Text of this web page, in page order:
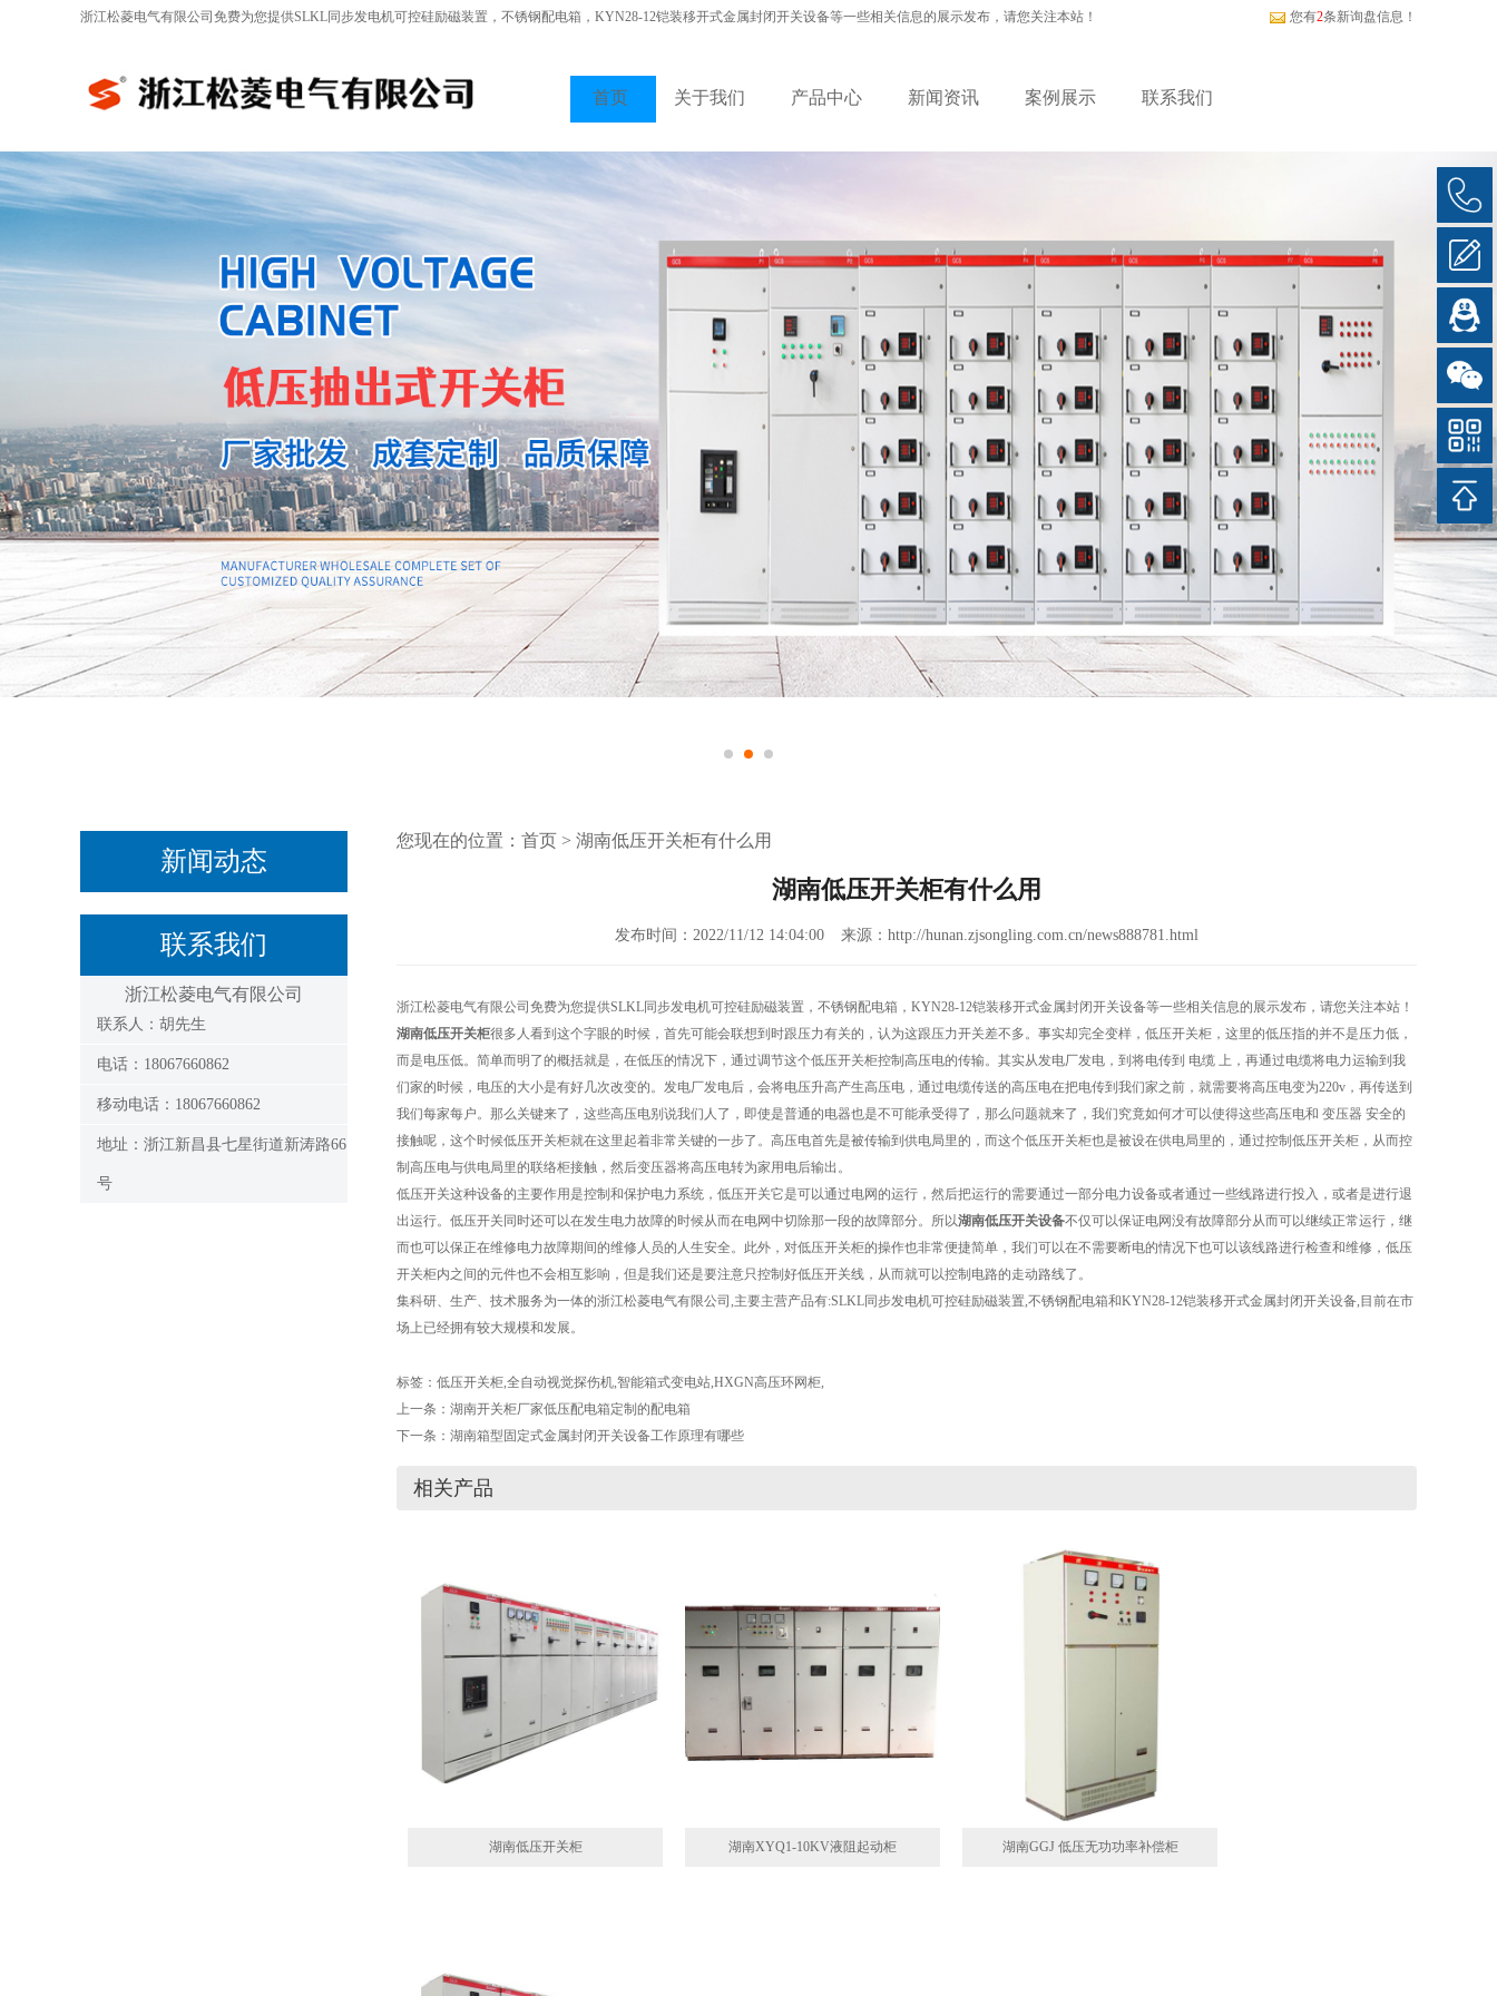
浙江松菱电气有限公司免费为您提供SLKL同步发电机可控硅励磁装置 ，不锈钢配电箱，KYN28-12铠装移开式金属封闭开关设备等一些相关信息的展示发布，请您关注本站！ 您有2条新询盘信息！
首页 关于我们 产品中心 新闻资讯 案例展示 联系我们
新闻动态
联系我们
浙江松菱电气有限公司
联系人：胡先生
电话：18067660862
移动电话：18067660862
地址：浙江新昌县七星街道新涛路66
号
您现在的位置： 首页 > 湖南低压开关柜有什么用
湖南低压开关柜有什么用
发布时间：2022/11/12 14:04:00 来源：http://hunan.zjsongling.com.cn/news888781.html
浙江松菱电气有限公司免费为您提供SLKL同步发电机可控硅励磁装置 ，不锈钢配电箱，KYN28-12铠装移开式金属封闭开关设备等一些相关信息的展示发布，请您关注本站！
湖南低压开关柜很多人看到这个字眼的时候，首先可能会联想到时跟压力有关的，认为这跟压力开关差不多。事实却完全变样，低压开关柜，这里的低压指的并不是压力低，
而是电压低。简单而明了的概括就是，在低压的情况下，通过调节这个低压开关柜控制高压电的传输。其实从发电厂发电，到将电传到 电缆 上，再通过电缆将电力运输到我
们家的时候，电压的大小是有好几次改变的。发电厂发电后，会将电压升高产生高压电，通过电缆传送的高压电在把电传到我们家之前，就需要将高压电变为220v，再传送到
我们每家每户。那么关键来了，这些高压电别说我们人了，即使是普通的电器也是不可能承受得了，那么问题就来了，我们究竟如何才可以使得这些高压电和 变压器 安全的
接触呢，这个时候低压开关柜就在这里起着非常关键的一步了。高压电首先是被传输到供电局里的，而这个低压开关柜也是被设在供电局里的，通过控制低压开关柜，从而控
制高压电与供电局里的联络柜接触，然后变压器将高压电转为家用电后输出。
低压开关这种设备的主要作用是控制和保护电力系统，低压开关它是可以通过电网的运行，然后把运行的需要通过一部分电力设备或者通过一些线路进行投入，或者是进行退
出运行。低压开关同时还可以在发生电力故障的时候从而在电网中切除那一段的故障部分。所以湖南低压开关设备不仅可以保证电网没有故障部分从而可以继续正常运行，继
而也可以保正在维修电力故障期间的维修人员的人生安全。此外，对低压开关柜的操作也非常便捷简单，我们可以在不需要断电的情况下也可以该线路进行检查和维修，低压
开关柜内之间的元件也不会相互影响，但是我们还是要注意只控制好低压开关线，从而就可以控制电路的走动路线了。
集科研、生产、技术服务为一体的浙江松菱电气有限公司,主要主营产品有:SLKL同步发电机可控硅励磁装置,不锈钢配电箱和KYN28-12铠装移开式金属封闭开关设备,目前在市
场上已经拥有较大规模和发展。
标签： 低压开关柜,全自动视觉探伤机,智能箱式变电站,HXGN高压环网柜,
上一条： 湖南开关柜厂家低压配电箱定制的配电箱
下一条： 湖南箱型固定式金属封闭开关设备工作原理有哪些
相关产品
湖南低压开关柜 湖南XYQ1-10KV液阻起动柜 湖南GGJ 低压无功功率补偿柜